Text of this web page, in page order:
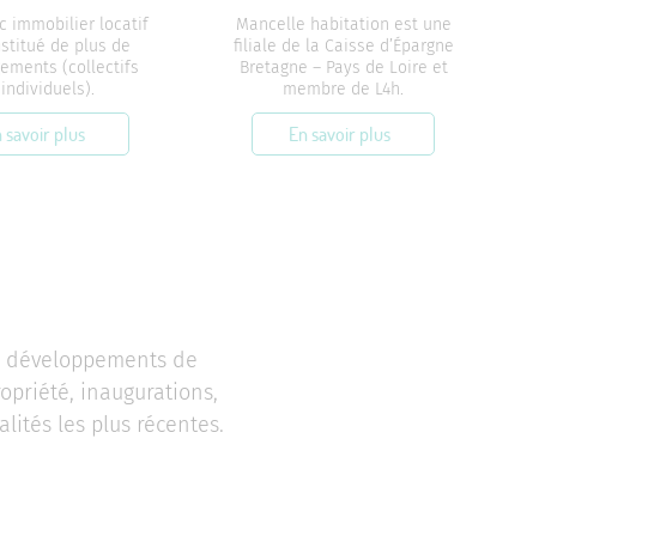
immobilier locatif
de plus de
(collectifs
savoir plus
Mancelle habitation est une
filiale de la Caisse d’Épargne
Bretagne – Pays de Loire et
membre de L4h.
En savoir plus
de
inaugurations,
les plus récentes.